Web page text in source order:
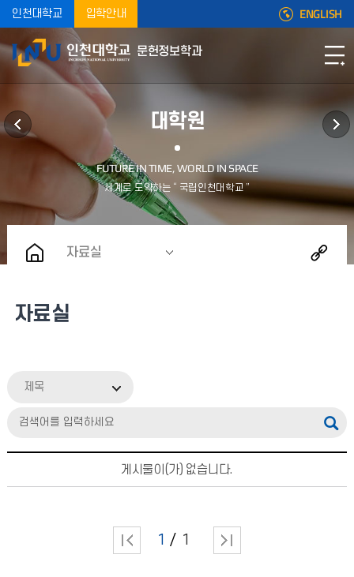
인천대학교 입학안내 ENGLISH
문헌정보학과
대학원
자료실
자료실
제목
게시물이(가) 없습니다.
1 1